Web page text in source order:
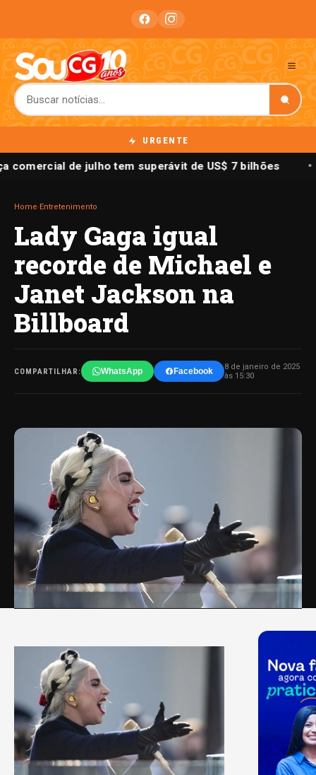
URGENTE
comercial de julho tem superávit de US$ 7 bilhões
Home Entretenimento
Lady Gaga igual
recorde de Michael e
Janet Jackson na
Billboard
COMPARTILHAR: WhatsApp Facebook
8 de janeiro de 2025
às 15:30